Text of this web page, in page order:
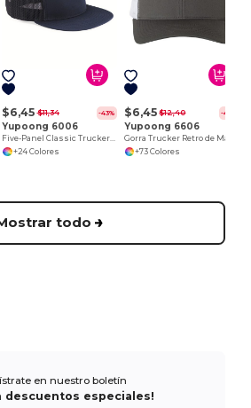
$6,45 $11,34 -43%
Yupoong 6006
Five-Panel Classic Trucker Cap
+24 Colores
$6,45 $12,40 -48%
Yupoong 6606
+73 Colores
todo
en nuestro boletín
descuentos especiales!